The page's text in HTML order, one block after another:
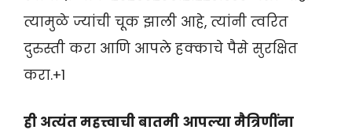
त्यामुळे ज्यांची चूक झाली आहे, त्यांनी त्वरित
दुरुस्ती करा आणि आपले हक्काचे पैसे सुरक्षित
करा.+1
ही अत्यंत महत्त्वाची बातमी आपल्या मैत्रिणींना